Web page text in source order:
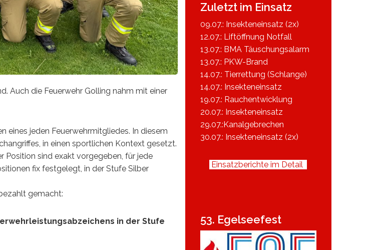
Auch die Feuerwehr Golling nahm mit einer
eines jeden Feuerwehrmitgliedes. In diesem
in einen sportlichen Kontext gesetzt.
Position sind exakt vorgegeben, für jede
fix festgelegt, in der Stufe Silber
gemacht:
in der Stufe
Zuletzt im Einsatz
09.07.: Insekteneinsatz (2x)
12.07.: Liftöffnung Notfall
13.07.: BMA Täuschungsalarm
13.07.: PKW-Brand
14.07.: Tierrettung (Schlange)
14.07.: Insekteneinsatz
19.07.: Rauchentwicklung
20.07.: Insekteneinsatz
29.07.:Kanalgebrechen
30.07.: Insekteneinsatz (2x)
Einsatzberichte im Detail
53. Egelseefest